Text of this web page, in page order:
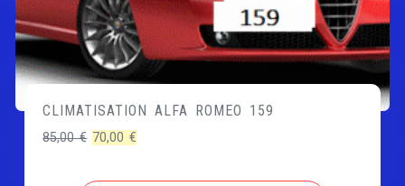
CLIMATISATION ALFA ROMEO 159
85,00€ Le
initial
70,00€
actuel